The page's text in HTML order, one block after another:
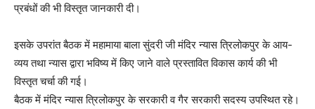
प्रबंधों की भी विस्तृत जानकारी दी।
इसके उपरांत बैठक में महामाया बाला सुंदरी जी मंदिर न्यास त्रिलोकपुर के आय-
व्यय तथा न्यास द्वारा भविष्य में किए जाने वाले प्रस्तावित विकास कार्य की भी
विस्तृत चर्चा की गई।
बैठक में मंदिर न्यास त्रिलोकपुर के सरकारी व गैर सरकारी सदस्य उपस्थित रहे।